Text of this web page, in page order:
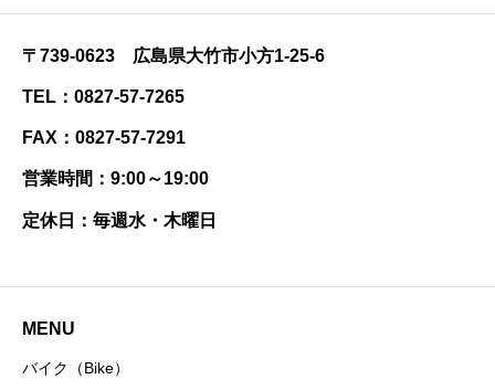
〒739-0623 広島県大竹市小方1-25-6
TEL：0827-57-7265
FAX：0827-57-7291
営業時間：9:00～19:00
定休日：毎週水・木曜日
MENU
バイク（Bike）